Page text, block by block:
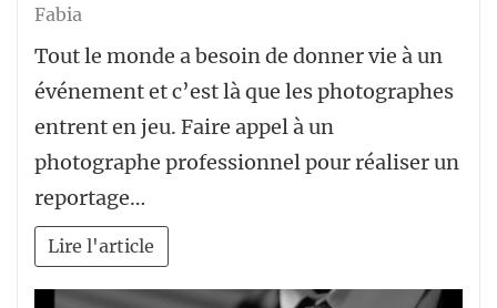
Fabia
Tout le monde a besoin de donner vie à un
événement et c’est là que les photographes
entrent en jeu. Faire appel à un
photographe professionnel pour réaliser un
reportage…
Lire l'article